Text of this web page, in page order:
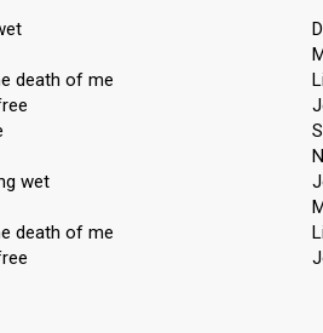
death of me
wet
deаth of me